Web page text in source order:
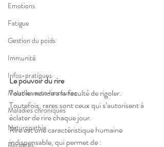
Emotions
Fatigue
Gestion du poids
Immunité
Infos-pratiques
Maladies auto-immunes
Maladies chroniques
Naturopathie
Le pouvoir du rire
Tout le monde a la faculté de rigoler.
Toutefois, rares sont ceux qui s’autorisent à
éclater de rire chaque jour.
Rire est une caractéristique humaine
indispensable, qui permet de :